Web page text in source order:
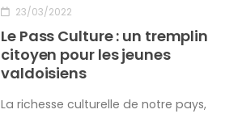
23/03/2022
Le Pass Culture : un tremplin
citoyen pour les jeunes
valdoisiens
La richesse culturelle de notre pays,